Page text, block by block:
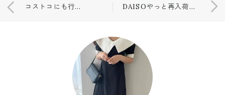
コストコにも行ってきました❤️ DAISOやっと再入荷🤎待ち続けた〇〇風アイテム！！